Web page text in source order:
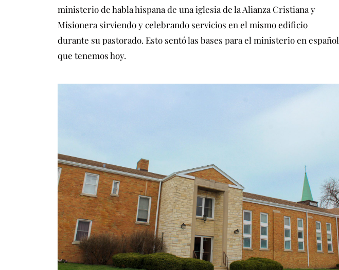
ministerio de habla hispana de una iglesia de la Alianza Cristiana y
Misionera sirviendo y celebrando servicios en el mismo edificio
durante su pastorado. Esto sentó las bases para el ministerio en español
que tenemos hoy.